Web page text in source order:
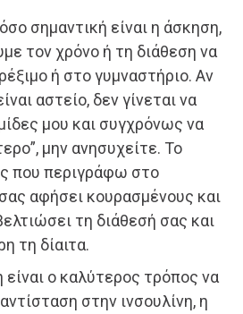
σημαντική είναι η άσκηση,
τον χρόνο ή τη διάθεση να
ή στο γυμναστήριο. Αν
αστείο, δεν γίνεται να
μου και συγχρόνως να
μην ανησυχείτε. Το
που περιγράφω στο
αφήσει κουρασμένους και
τη διάθεσή σας και
τη δίαιτα.
ο καλύτερος τρόπος να
στην ινσουλίνη, η